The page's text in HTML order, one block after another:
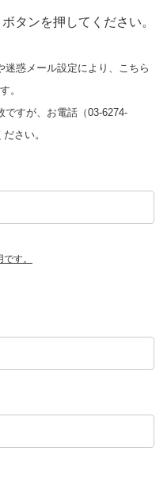
タンを押してください。
迷惑メール設定により、こちら
。
ですが、お電話（03-6274-
さい。
す。